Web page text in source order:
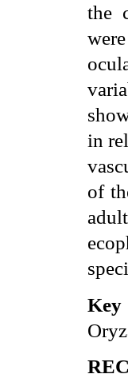
the
in
of
Key